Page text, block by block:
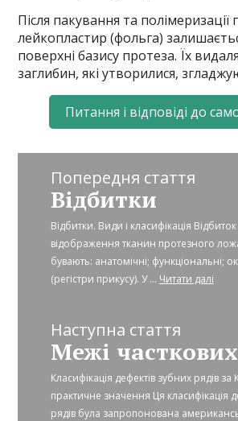
Після пакування та полімеризації
лейкопластир (фольга)
поверхні базису протеза. Їх
заглибин, які утворилися,
Питання і відповіді до
Попередня стаття
Відбитки
Відбитки. Види і класифікація
відображення тканин протезного
бувають: анатомічні; функціональні;
(регістри прикусу). У ... Читати далі
Наступна стаття
Класифікація дефектів зубних рядів за
практичне значення Ця класифікація
рядів була запропонована